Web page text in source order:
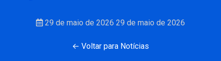
29 de maio de 2026 29 de maio de 2026
← Voltar para Notícias